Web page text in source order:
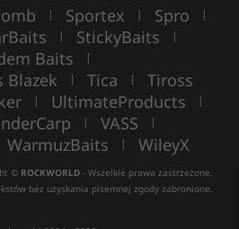
| Sportex | Spro |
| StickyBaits |
Baits |
Blazek | Tica | Tiross
| UltimateProducts |
| VASS |
WarmuzBaits | WileyX
© ROCKWORLD - Wszelkie prawa zastrzeżone.
bez uzyskania pisemnej zgody zabronione.